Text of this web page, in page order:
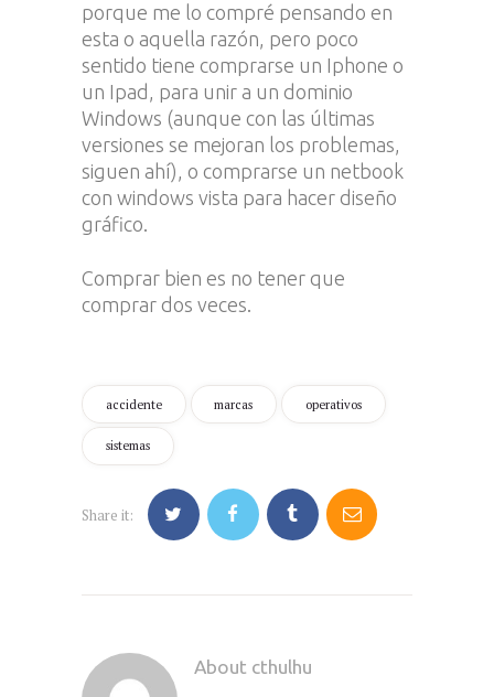
porque me lo compré pensando en
esta o aquella razón, pero poco
sentido tiene comprarse un Iphone o
un Ipad, para unir a un dominio
Windows (aunque con las últimas
versiones se mejoran los problemas,
siguen ahí), o comprarse un netbook
con windows vista para hacer diseño
gráfico.
Comprar bien es no tener que
comprar dos veces.
accidente marcas operativos
sistemas
Share it:
About cthulhu